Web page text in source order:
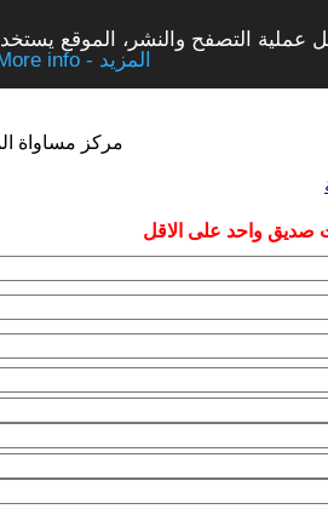
عملية التصفح والنشر، الموقع
More info - المزيد
مركز مساواة
صديق واحد على الاقل